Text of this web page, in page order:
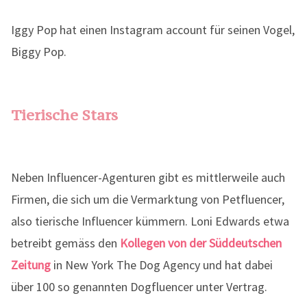
Iggy Pop hat einen Instagram account für seinen Vogel,
Biggy Pop.
Tierische Stars
Neben Influencer-Agenturen gibt es mittlerweile auch
Firmen, die sich um die Vermarktung von Petfluencer,
also tierische Influencer kümmern. Loni Edwards etwa
betreibt gemäss den Kollegen von der Süddeutschen
Zeitung in New York The Dog Agency und hat dabei
über 100 so genannten Dogfluencer unter Vertrag.